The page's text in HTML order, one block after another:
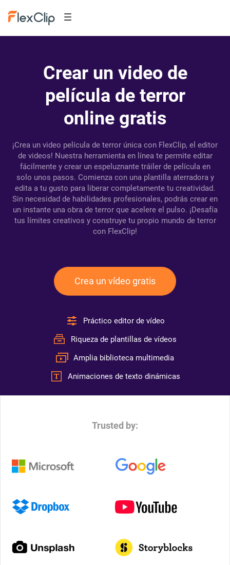
Crear un video de
película de terror
online gratis
¡Crea un video película de terror única con FlexClip, el editor
de videos! Nuestra herramienta en línea te permite editar
fácilmente y crear un espeluznante tráiler de película en
solo unos pasos. Comienza con una plantilla aterradora y
edita a tu gusto para liberar completamente tu creatividad.
Sin necesidad de habilidades profesionales, podrás crear en
un instante una obra de terror que acelere el pulso. ¡Desafía
tus límites creativos y construye tu propio mundo de terror
con FlexClip!
Crea un vídeo gratis
Práctico editor de vídeo
Riqueza de plantillas de vídeos
Amplia biblioteca multimedia
Animaciones de texto dinámicas
Trusted by: